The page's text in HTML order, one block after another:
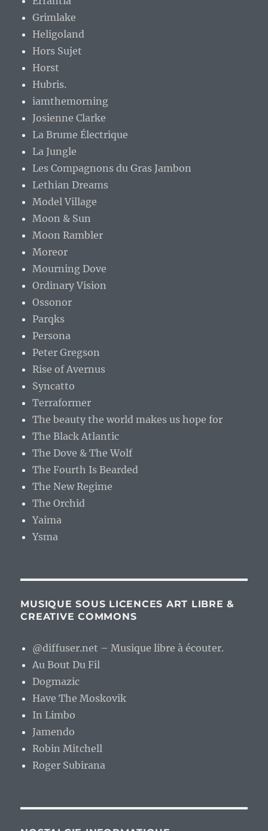
Grimlake
Heligoland
Hors Sujet
Horst
Hubris.
iamthemorning
Josienne Clarke
La Brume Électrique
La Jungle
Les Compagnons du Gras Jambon
Lethian Dreams
Model Village
Moon & Sun
Moon Rambler
Moreor
Mourning Dove
Ordinary Vision
Ossonor
Parqks
Persona
Peter Gregson
Rise of Avernus
Syncatto
Terraformer
The beauty the world makes us hope for
The Black Atlantic
The Dove & The Wolf
The Fourth Is Bearded
The New Regime
The Orchid
Yaima
Ysma
MUSIQUE SOUS LICENCES ART LIBRE &
CREATIVE COMMONS
@diffuser.net – Musique libre à écouter.
Au Bout Du Fil
Dogmazic
Have The Moskovik
In Limbo
Jamendo
Robin Mitchell
Roger Subirana